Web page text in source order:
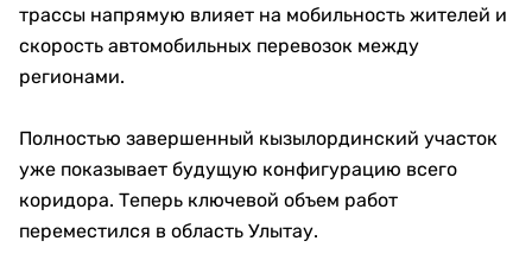
трассы напрямую влияет на мобильность жителей и
скорость автомобильных перевозок между
регионами.
Полностью завершенный кызылординский участок
уже показывает будущую конфигурацию всего
коридора. Теперь ключевой объем работ
переместился в область Улытау.